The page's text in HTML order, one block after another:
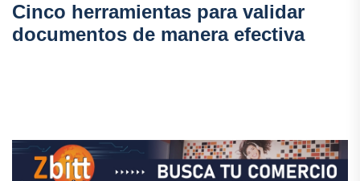
Cinco herramientas para validar
documentos de manera efectiva